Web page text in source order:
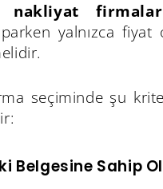
nakliyat
yalnızca fiyat
seçiminde şu
Belgesine Sahip